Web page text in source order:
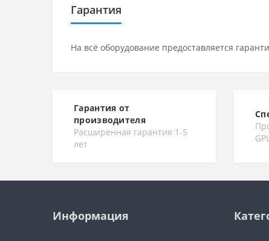
Гарантия
На всё оборудование предоставляется
Гарантия от
производителя
Расширенная гарантия 1-5
лет
Информация